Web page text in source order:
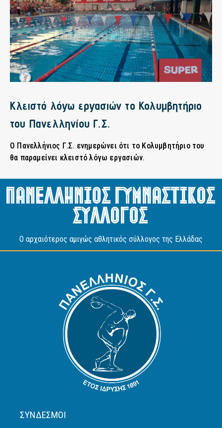
Κλειστό λόγω εργασιών το Κολυμβητήριο
του Πανελληνίου Γ.Σ.
Ο Πανελλήνιος Γ.Σ. ενημερώνει ότι το Κολυμβητήριο του
θα παραμείνει κλειστό λόγω εργασιών.
Πανελληνιος Γυμναστικος
Συλλογος
O αρχαιότερος αμιγώς αθλητικός σύλλογος της Ελλάδας
ΣΎΝΔΕΣΜΟΙ